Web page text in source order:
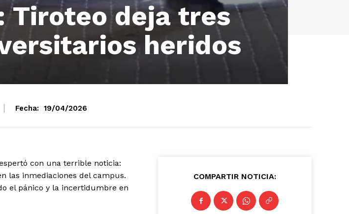
Tiroteo deja tres
heridos
Fecha: 19/04/2026
con una terrible noticia:
las inmediaciones del campus.
el pánico y la incertidumbre en
COMPARTIR NOTICIA: